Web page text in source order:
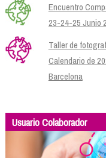
Encuentro
23-24-25 Junio
Taller de
Calendario de
Barcelona
Usuario Colaborador